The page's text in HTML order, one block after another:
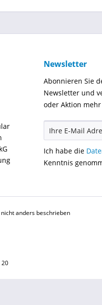
Newsletter
Abonnieren Sie
Newsletter und
oder Aktion mehr
Ich habe die
Kenntnis
anders beschrieben
20